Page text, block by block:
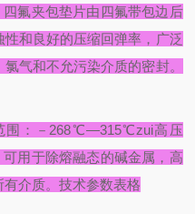
氟夹包垫片由四氟带包边后
和良好的压缩回弹率，广泛
气和不允污染介质的密封。
围：－268℃—315℃zui高压
可用于除熔融态的碱金属，高
有介质。技术参数表格